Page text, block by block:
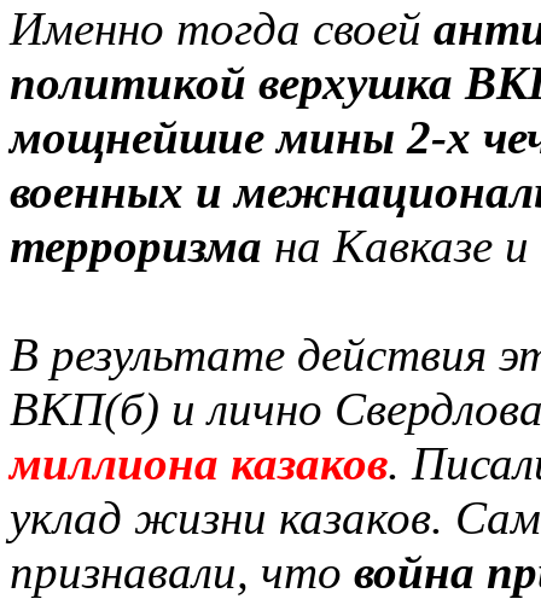
Именно тогда своей
политикой верхушка
мощнейшие мины 2-х
военных и
терроризма на Кавказе
В результате действия
ВКП(б) и лично
миллиона казаков.
уклад жизни казаков.
признавали, что война